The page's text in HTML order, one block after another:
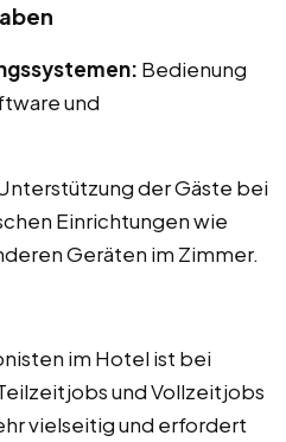
Bedienung
und
der Gäste bei
Einrichtungen wie
Geräten im Zimmer.
im Hotel ist bei
und Vollzeitjobs
vielseitig und erfordert